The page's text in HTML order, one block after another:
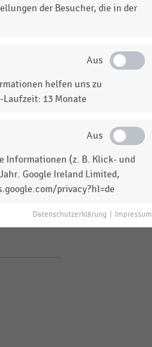
der Besucher, die in der
helfen uns zu
Laufzeit: 13 Monate
Informationen (z. B. Klick- und
Google Ireland Limited,
privacy?hl=de
Datenschutzerklärung Impressum